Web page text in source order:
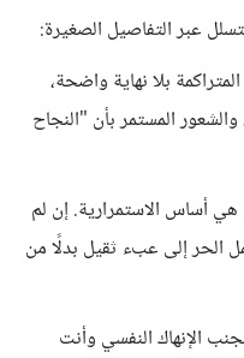
عبر التفاصيل الصغيرة:
بلا نهاية واضحة،
المستمر بأن "النجاح
أساس الاستمرارية. إن لم
الحر إلى عبء ثقيل بدلًا من
الإنهاك النفسي وأنت